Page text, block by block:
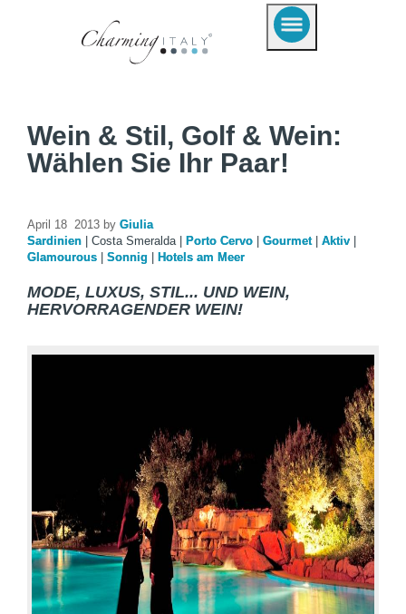
Wein & Stil, Golf & Wein:
Wählen Sie Ihr Paar!
April 18 2013 by Giulia
Sardinien
Costa Smeralda Porto Cervo Gourmet Aktiv
Glamourous
Sonnig Hotels am Meer
MODE, LUXUS, STIL... UND WEIN,
HERVORRAGENDER WEIN!